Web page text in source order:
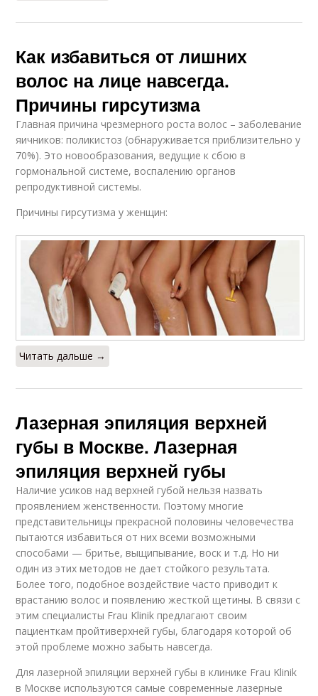
Как избавиться от лишних
волос на лице навсегда.
Причины гирсутизма
Главная причина чрезмерного роста волос – заболевание
яичников: поликистоз (обнаруживается приблизительно у
70%). Это новообразования, ведущие к сбою в
гормональной системе, воспалению органов
репродуктивной системы.
Причины гирсутизма у женщин:
Читать дальше →
Лазерная эпиляция верхней
губы в Москве. Лазерная
эпиляция верхней губы
Наличие усиков над верхней губой нельзя назвать
проявлением женственности. Поэтому многие
представительницы прекрасной половины человечества
пытаются избавиться от них всеми возможными
способами — бритье, выщипывание, воск и т.д. Но ни
один из этих методов не дает стойкого результата.
Более того, подобное воздействие часто приводит к
врастанию волос и появлению жесткой щетины. В связи с
этим специалисты Frau Klinik предлагают своим
пациенткам пройтиверхней губы, благодаря которой об
этой проблеме можно забыть навсегда.
Для лазерной эпиляции верхней губы в клинике Frau Klinik
в Москве используются самые современные лазерные